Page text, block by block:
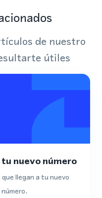
de nuestro
útiles
nuevo número
llegan a tu nuevo